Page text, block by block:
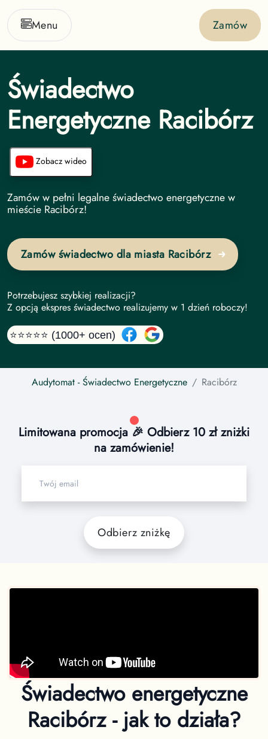
Menu Zamów
Świadectwo
Energetyczne Racibórz
Zobacz wideo
Świadectwo Energetyczne undefined
Zamów w pełni legalne świadectwo energetyczne w
mieście Racibórz!
Zamów świadectwo dla miasta Racibórz
Potrzebujesz szybkiej realizacji?
Z opcją ekspres świadectwo realizujemy w 1 dzień roboczy!
⭐⭐⭐⭐⭐ (1000+ ocen)
Audytomat- Świadectwo Energetyczne Racibórz
Limitowana promocja 🎉 Odbierz 10 zł zniżki
na zamówienie!
Odbierz zniżkę
Świadectwo energetyczne
Racibórz - jak to działa?